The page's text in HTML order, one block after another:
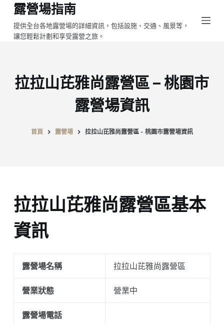
跳
至
主
容
露營場指南
提供全台各地露營場的詳細資訊，包括設施、交通、風景等，
讓您輕鬆計劃和享受露營之旅。
拉拉山芘雅尚露營區 – 桃園市
露營場資訊
首頁 露營場 拉拉山芘雅尚露營區 - 桃園市露營場資訊
拉拉山芘雅尚露營區基本
資訊
露營場名稱 拉拉山芘雅尚露營區
營業狀態 營業中
露營場電話